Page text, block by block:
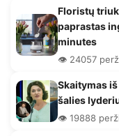
Floristų
paprastas
minutes
👁️ 24057
Skaitymas
šalies
👁️ 19888